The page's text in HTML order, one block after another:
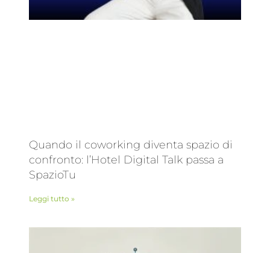
Quando il coworking diventa spazio di
confronto: l’Hotel Digital Talk passa a
SpazioTu
Leggi tutto »